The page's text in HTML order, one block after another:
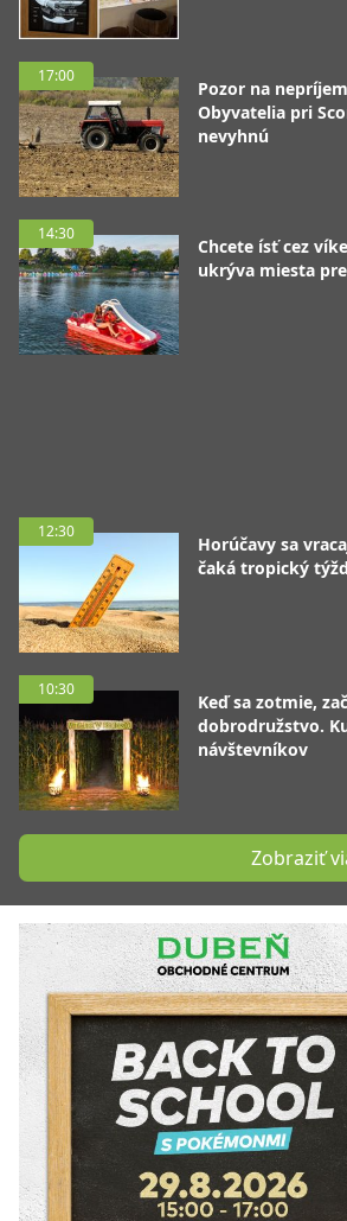
17:00
Pozor na
Obyvatelia pri
nevyhnú
14:30
Chcete ísť cez
ukrýva miesta
12:30
Horúčavy sa
čaká tropický
10:30
Keď sa zotmie,
dobrodružstvo.
návštevníkov
Zobraziť